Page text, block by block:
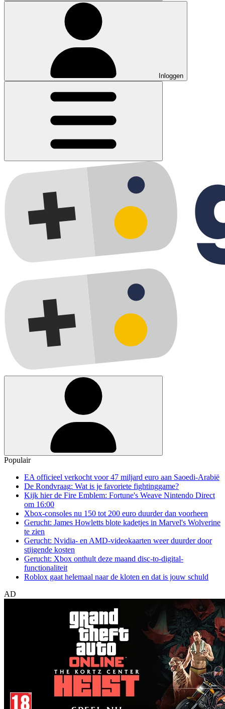
Inloggen
Populair
EA officieel verkocht voor 47 miljard euro aan Saoedi-Arabië
De Rondvraag: Wat is je favoriete fightinggame?
Kijk hier de Fire Emblem: Fortune's Weave Nintendo Direct
om 16:00
Xbox-consoles nu 150 tot 200 euro duurder dan voorheen
Gerucht: James Howletts blote kadetjes in Marvel's Wolverine
te zien
Gerucht: Nvidia- en AMD-videokaarten weer duurder door
stijgende kosten
Gerucht: Xbox onthult deze maand disc-to-digital-
functionaliteit
Roblox gaat helemaal naar de kloten en dat is jouw schuld
AD